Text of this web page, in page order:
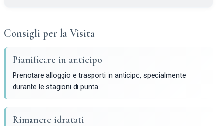
Consigli per la Visita
Pianificare in anticipo
Prenotare alloggio e trasporti in anticipo, specialmente
durante le stagioni di punta.
Rimanere idratati